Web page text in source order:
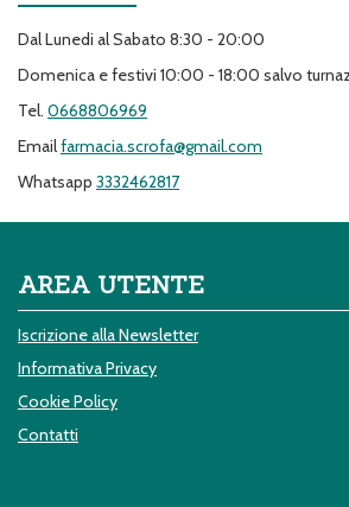
Dal Lunedi al Sabato 8:30 - 20:00
Domenica e festivi 10:00 - 18:00 salvo
Tel. 0668806969
Emailfarmacia.scrofa@gmail.com
Whatsapp 3332462817
AREA UTENTE
Iscrizione alla Newsletter
Informativa Privacy
Cookie Policy
Contatti